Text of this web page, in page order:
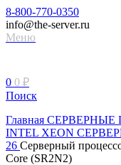
8-800-770-0350
info@the-server.ru
Меню
0 0 ₽
Поиск
Главная СЕРВЕРНЫЕ
INTEL XEON
26 Серверный
Core (SR2N2)